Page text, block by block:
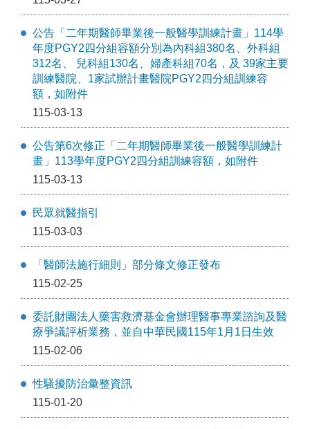
公告「二年期醫師畢業後一般醫學訓練計畫」114學
年度PGY2四分組容額分別為內科組380名、外科組
312名、 兒科組130名、婦產科組70名，及 39家主要
訓練醫院、1家試辦計畫醫院PGY2四分組訓練容
額，如附件
115-03-13
公告第6次修正「⼆年期醫師畢業後⼀般醫學訓練計
畫」113學年度PGY2四分組訓練容額，如附件
115-03-13
民眾就醫指引
115-03-03
「醫師法施行細則」部分條文修正發布
115-02-25
委託財團法人藥害救濟基金會辦理醫事專業諮詢及醫
療爭議評析業務，並自中華民國115年1月1日生效
115-02-06
性騷擾防治彙整資訊
115-01-20